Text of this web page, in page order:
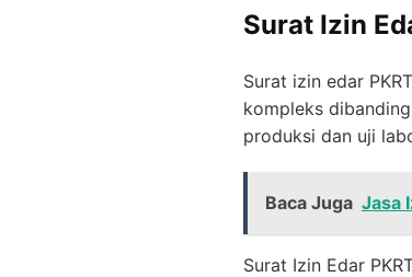
Surat Izin
Surat izin edar
kompleks
produksi dan uji
Baca Juga Jasa
Surat Izin Edar